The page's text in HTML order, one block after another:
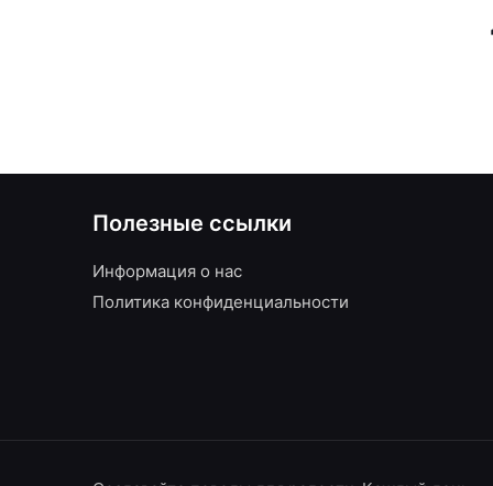
Полезные ссылки
Информация о нас
Политика конфиденциальности